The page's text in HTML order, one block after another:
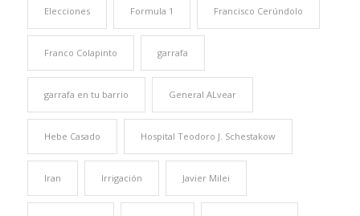
Elecciones Formula 1 Francisco Cerúndolo
Franco Colapinto garrafa
garrafa en tu barrio General ALvear
Hebe Casado Hospital Teodoro J. Schestakow
Iran Irrigación Javier Milei